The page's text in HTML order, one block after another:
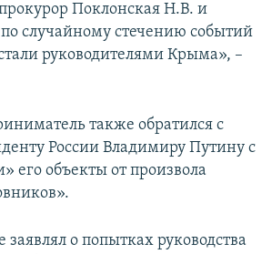
Поклонская Н.В. и
случайному стечению событий
руководителями Крыма», –
также обратился с
России Владимиру Путину с
его объекты от произвола
о попытках руководства